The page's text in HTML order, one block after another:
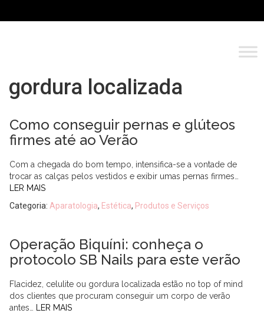
gordura localizada
Como conseguir pernas e glúteos
firmes até ao Verão
Com a chegada do bom tempo, intensifica-se a vontade de
trocar as calças pelos vestidos e exibir umas pernas firmes…
LER MAIS
Categoria: Aparatologia, Estética, Produtos e Serviços
Operação Biquíni: conheça o
protocolo SB Nails para este verão
Flacidez, celulite ou gordura localizada estão no top of mind
dos clientes que procuram conseguir um corpo de verão
antes…
LER MAIS